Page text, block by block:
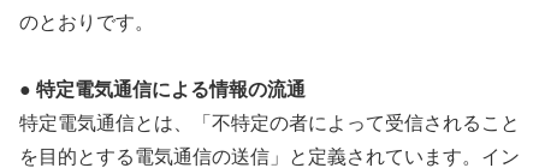
のとおりです。
● 特定電気通信による情報の流通
特定電気通信とは、「不特定の者によって受信されること
を目的とする電気通信の送信」と定義されています。イン